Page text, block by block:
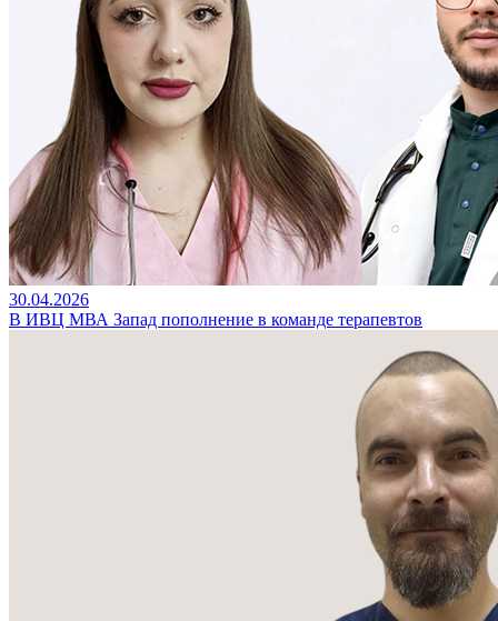
30.04.2026
В ИВЦ МВА Запад пополнение в команде терапевтов